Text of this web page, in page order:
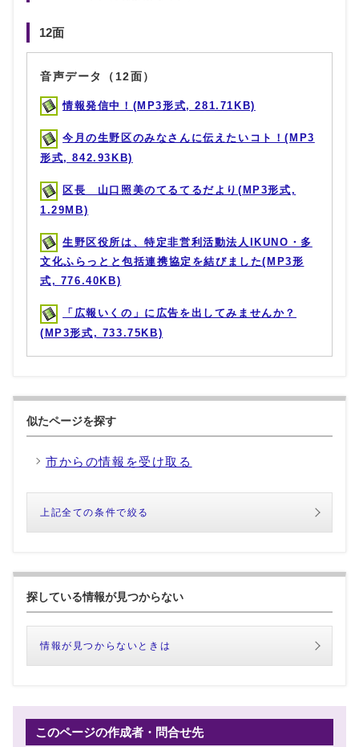
12面
音声データ（12面）
情報発信中！(MP3形式, 281.71KB)
今月の生野区のみなさんに伝えたいコト！(MP3
形式, 842.93KB)
区長 山口照美のてるてるだより(MP3形式,
1.29MB)
生野区役所は、特定非営利活動法人IKUNO・多
文化ふらっとと包括連携協定を結びました(MP3形
式, 776.40KB)
「広報いくの」に広告を出してみませんか？
(MP3形式, 733.75KB)
似たページを探す
市からの情報を受け取る
上記全ての条件で絞る
探している情報が見つからない
情報が見つからないときは
このページの作成者・問合せ先